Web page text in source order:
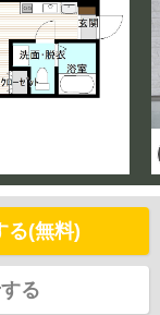
る(無料)
る